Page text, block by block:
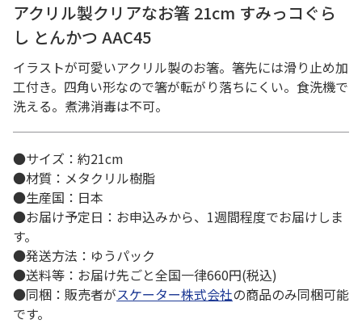
アクリル製クリアなお箸 21cm すみっコぐら
し とんかつ AAC45
イラストが可愛いアクリル製のお箸。箸先には滑り止め加
工付き。四角い形なので箸が転がり落ちにくい。食洗機で
洗える。煮沸消毒は不可。
●サイズ：約21cm
●材質：メタクリル樹脂
●生産国：日本
●お届け予定日：お申込みから、1週間程度でお届けしま
す。
●発送方法：ゆうパック
●送料等：お届け先ごと全国一律660円(税込)
●同梱：販売者がスケーター株式会社の商品のみ同梱可能
です。